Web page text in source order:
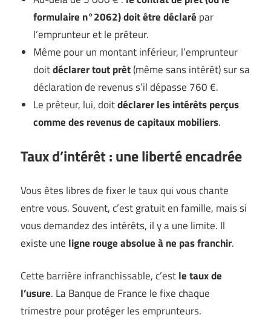
formulaire n°2062) doit être déclaré par
l’emprunteur et le prêteur.
Même pour un montant inférieur, l’emprunteur
doitdéclarer tout prêt(même sans intérêt) sur sa
déclaration de revenus s’il dépasse 760 €.
Le prêteur, lui, doitdéclarer les intérêts perçus
comme des revenus de capitaux mobiliers.
Taux d’intérêt : une liberté encadrée
Vous êtes libres de fixer le taux qui vous chante
entre vous. Souvent, c’est gratuit en famille, mais si
vous demandez des intérêts, il y a une limite. Il
existe une ligne rouge absolue à ne pas franchir.
Cette barrière infranchissable, c’estle taux de
l’usure. La Banque de France le fixe chaque
trimestre pour protéger les emprunteurs.